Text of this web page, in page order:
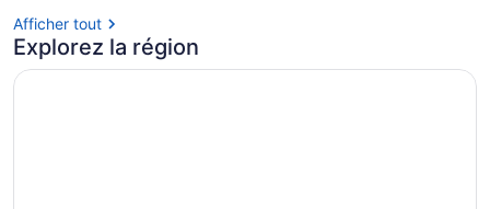
Afficher tout
Explorez la région